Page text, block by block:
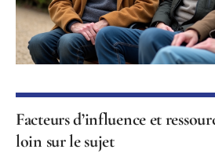
Facteurs d’influence et
loin sur le sujet